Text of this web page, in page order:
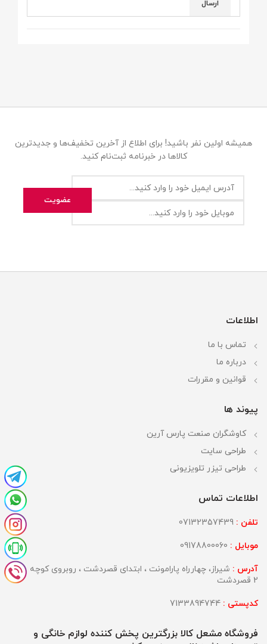
همیشه اولین نفر باشید! برای اطلاع از آخرین تخفیف‌ها و جدیدترین
کالاها در خبرنامه ثبت‌نام کنید.
اطلاعات
تماس با ما
درباره ما
قوانین و مقررات
پیوند ها
کاوشگران صنعت پارس آرین
طراحی سایت
طراحی تیزر تلویزیونی
اطلاعات تماس
تلفن :
موبایل :
آدرس : شیراز، چهارراه پارامونت ، ابتدای قصردشت ، روبروی کوچه
2 قصردشت
کدپستی :
فروشگاه مشعل کالا بزرگترین پخش کننده لوازم خانگی و